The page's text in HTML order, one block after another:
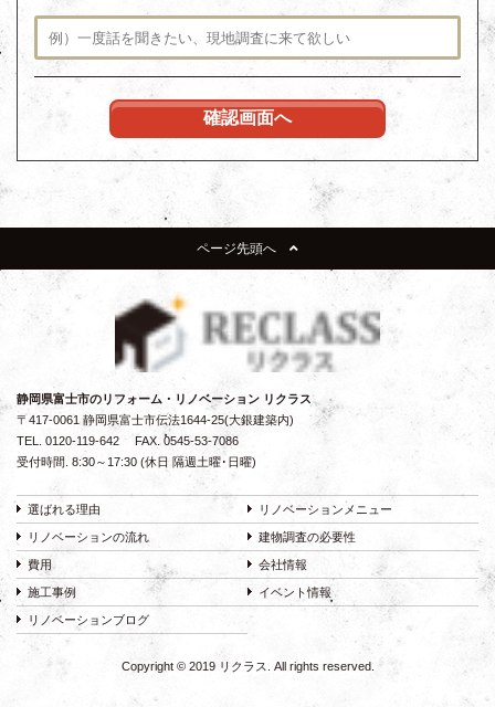
ページ先頭へ
静岡県富士市のリフォーム・リノベーション リクラス
〒417-0061 静岡県富士市伝法1644-25(大銀建築内)
TEL. 0120-119-642 FAX. 0545-53-7086
受付時間. 8:30～17:30 (休日 隔週土曜･日曜)
選ばれる理由 リノベーションメニュー
リノベーションの流れ 建物調査の必要性
費用 会社情報
施工事例 イベント情報
リノベーションブログ
Copyright © 2019 リクラス. All rights reserved.